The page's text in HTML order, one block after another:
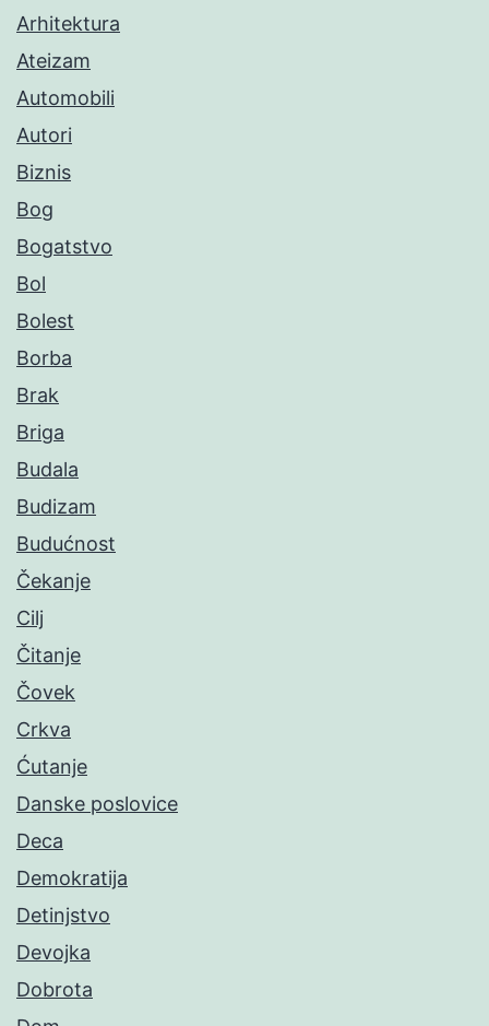
Arhitektura
Ateizam
Automobili
Autori
Biznis
Bog
Bogatstvo
Bol
Bolest
Borba
Brak
Briga
Budala
Budizam
Budućnost
Čekanje
Cilj
Čitanje
Čovek
Crkva
Ćutanje
Danske poslovice
Deca
Demokratija
Detinjstvo
Devojka
Dobrota